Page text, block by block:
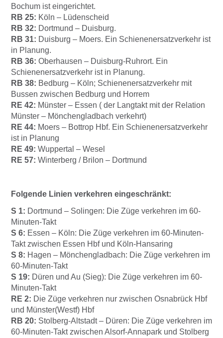
Bochum ist eingerichtet.
RB 25: Köln – Lüdenscheid
RB 32: Dortmund – Duisburg.
RB 31: Duisburg – Moers. Ein Schienenersatzverkehr ist
in Planung.
RB 36: Oberhausen – Duisburg-Ruhrort. Ein
Schienenersatzverkehr ist in Planung.
RB 38: Bedburg – Köln; Schienenersatzverkehr mit
Bussen zwischen Bedburg und Horrem
RE 42: Münster – Essen ( der Langtakt mit der Relation
Münster – Mönchengladbach verkehrt)
RE 44: Moers – Bottrop Hbf. Ein Schienenersatzverkehr
ist in Planung
RE 49: Wuppertal – Wesel
RE 57: Winterberg / Brilon – Dortmund
Folgende Linien verkehren eingeschränkt:
S 1: Dortmund – Solingen: Die Züge verkehren im 60-
Minuten-Takt
S 6: Essen – Köln: Die Züge verkehren im 60-Minuten-
Takt zwischen Essen Hbf und Köln-Hansaring
S 8: Hagen – Mönchengladbach: Die Züge verkehren im
60-Minuten-Takt
S 19: Düren und Au (Sieg): Die Züge verkehren im 60-
Minuten-Takt
RE 2: Die Züge verkehren nur zwischen Osnabrück Hbf
und Münster(Westf) Hbf
RB 20: Stolberg-Altstadt – Düren: Die Züge verkehren im
60-Minuten-Takt zwischen Alsorf-Annapark und Stolberg